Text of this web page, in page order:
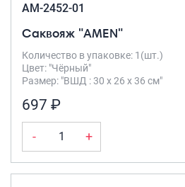
AM-2452-01
Саквояж "AMEN"
Количество в упаковке: 1(шт.)
Цвет: "Чёрный"
Размер: "ВШД : 30 х 26 х 36 см"
697 ₽
- +